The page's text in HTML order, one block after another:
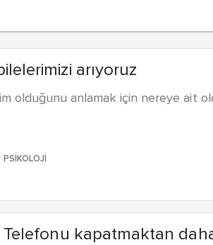
arıyoruz
olduğunu anlamak için nereye ait
PSIKOLOJI
Telefonu kapatmaktan